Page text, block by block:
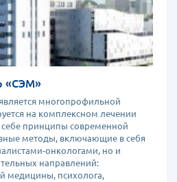
«СЭМ»
многопрофильной
на комплексном лечении
себе принципы современной
методы, включающие в себя
онкологами, но и
направлений:
медицины, психолога,